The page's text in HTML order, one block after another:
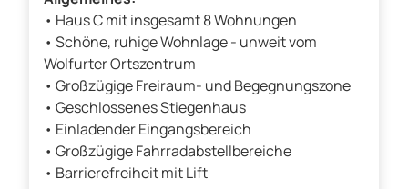
• Haus C mit insgesamt 8 Wohnungen
• Schöne, ruhige Wohnlage - unweit vom
Wolfurter Ortszentrum
• Großzügige Freiraum- und Begegnungszone
• Geschlossenes Stiegenhaus
• Einladender Eingangsbereich
• Großzügige Fahrradabstellbereiche
• Barrierefreiheit mit Lift